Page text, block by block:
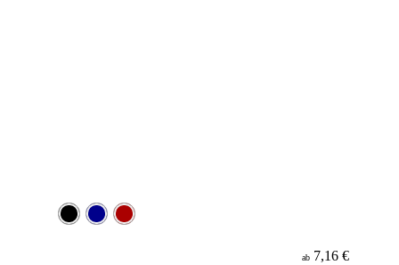
ab 7,16 €